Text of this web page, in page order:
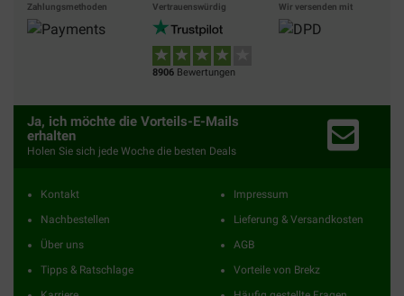
Zahlungsmethoden Vertrauenswürdig
8906 Bewertungen
Wir versenden mit
Ja, ich möchte die Vorteils-E-Mails
erhalten
Holen Sie sich jede Woche die besten Deals
Kontakt
Nachbestellen
Über uns
Tipps & Ratschlage
Impressum
Lieferung & Versandkosten
AGB
Vorteile von Brekz